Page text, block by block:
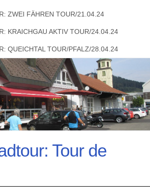
ZWEI FÄHREN TOUR/21.04.24
KRAICHGAU AKTIV TOUR/24.04.24
QUEICHTAL TOUR/PFALZ/28.04.24
Tour de